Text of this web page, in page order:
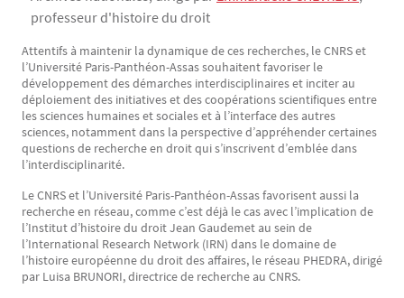
professeur d'histoire du droit
Attentifs à maintenir la dynamique de ces recherches, le CNRS et
l’Université Paris-Panthéon-Assas souhaitent favoriser le
développement des démarches interdisciplinaires et inciter au
déploiement des initiatives et des coopérations scientifiques entre
les sciences humaines et sociales et à l’interface des autres
sciences, notamment dans la perspective d’appréhender certaines
questions de recherche en droit qui s’inscrivent d’emblée dans
l’interdisciplinarité.
Le CNRS et l’Université Paris-Panthéon-Assas favorisent aussi la
recherche en réseau, comme c’est déjà le cas avec l’implication de
l’Institut d’histoire du droit Jean Gaudemet au sein de
l’International Research Network (IRN) dans le domaine de
l’histoire européenne du droit des affaires, le réseau PHEDRA, dirigé
par Luisa BRUNORI, directrice de recherche au CNRS.